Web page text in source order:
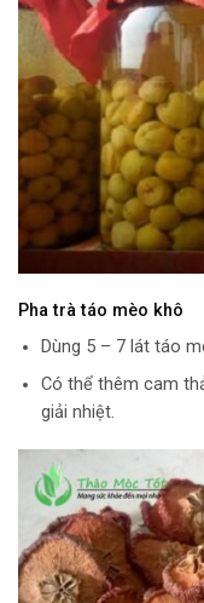
Pha trà táo mèo khô
Dùng 5 – 7 lát táo
Có thể thêm cam
giải nhiệt.